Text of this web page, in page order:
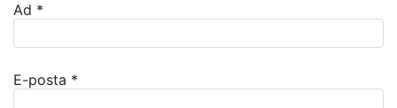
Ad *
E-posta *